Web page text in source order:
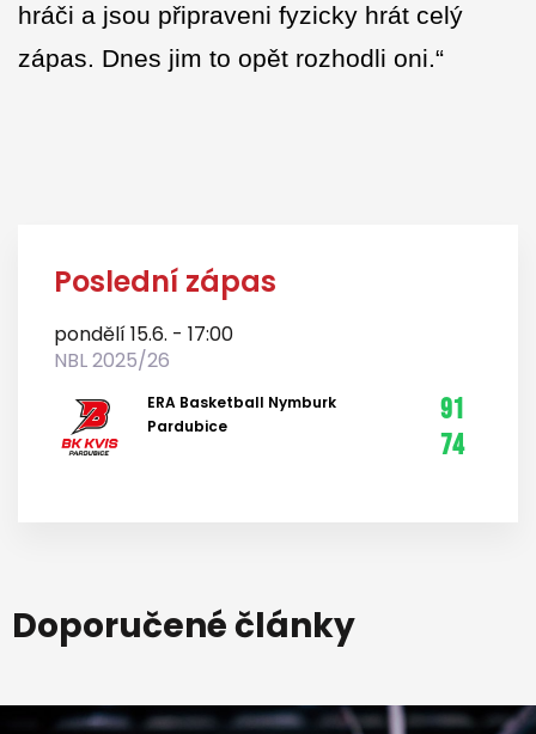
hráči a jsou připraveni fyzicky hrát celý
zápas. Dnes jim to opět rozhodli oni.“
Poslední zápas
pondělí 15.6. - 17:00
NBL 2025/26
ERA Basketball Nymburk
Pardubice
91
74
Doporučené články